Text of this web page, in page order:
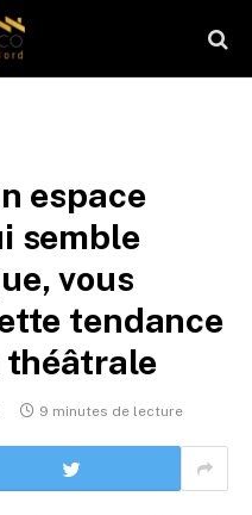
espace
semble
vous
tendance
théâtrale
9 minutes de lecture